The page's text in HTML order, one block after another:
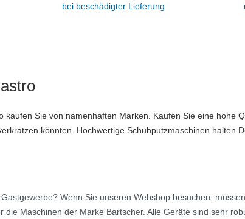
bei beschädigter Lieferung
kaufen Sie von namenhaften Marken. Kaufen Sie eine hohe
könnten. Hochwertige Schuhputzmaschinen halten
Wenn Sie unseren Webshop besuchen,
Maschinen der Marke Bartscher. Alle Geräte sind sehr